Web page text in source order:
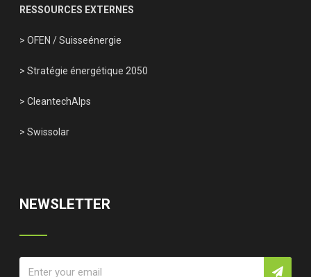
RESSOURCES EXTERNES
> OFEN /Suisseénergie
> Stratégie énergétique 2050
> CleantechAlps
> Swissolar
NEWSLETTER